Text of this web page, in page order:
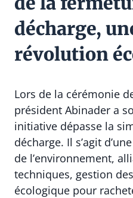
décharge,
révolution
Lors de la cérémonie
président Abinader a
initiative dépasse la
décharge. Il s’agit
de l’environnement,
techniques, gestion
écologique pour